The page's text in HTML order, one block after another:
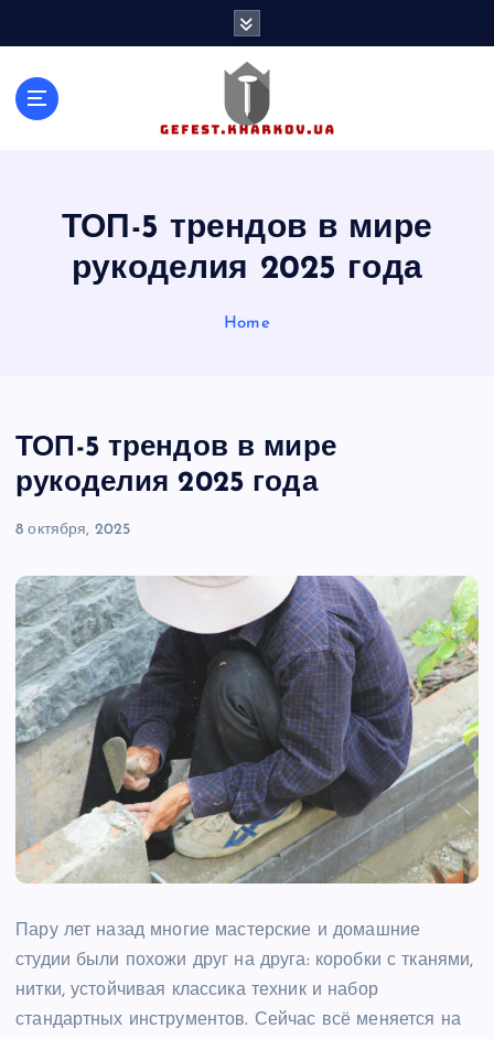
ТОП-5 трендов в мире
рукоделия 2025 года
Home
ТОП-5 трендов в мире
рукоделия 2025 года
8 октября, 2025
Пару лет назад многие мастерские и домашние
студии были похожи друг на друга: коробки с тканями,
нитки, устойчивая классика техник и набор
стандартных инструментов. Сейчас всё меняется на